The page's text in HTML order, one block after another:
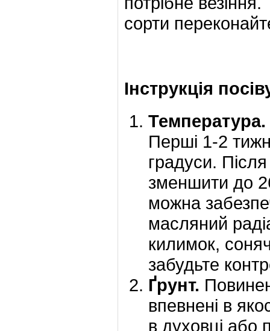
сорти
Інструкція
Температура.
Перші 1-2
градуси.
зменшити до
можна
масляний
килимок,
забудьте
Ґрунт.
впевнені в
в духовці або